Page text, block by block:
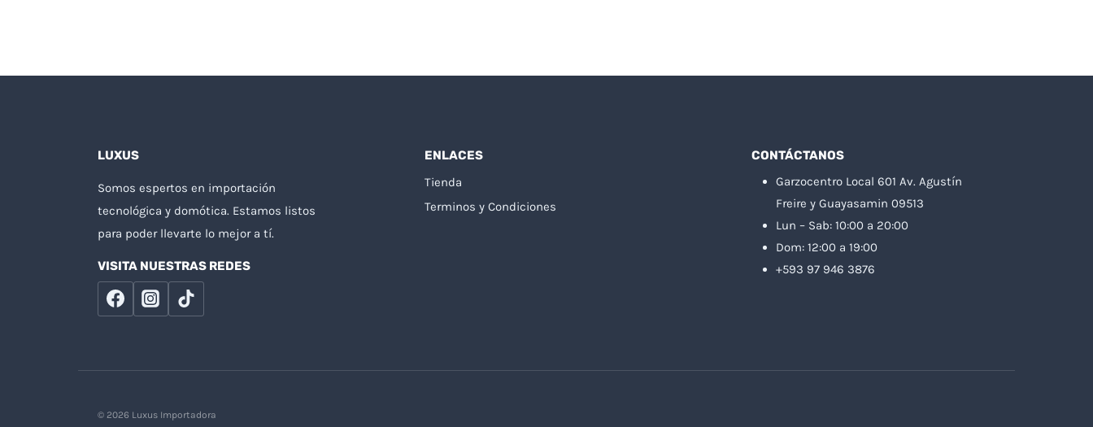
LUXUS
Somos espertos en importación
tecnológica y domótica. Estamos listos
para poder llevarte lo mejor a tí.
VISITA NUESTRAS REDES
ENLACES
Tienda
Terminos y Condiciones
CONTÁCTANOS
Garzocentro Local 601 Av. Agustín
Freire y Guayasamin 09513
Lun – Sab: 10:00 a 20:00
Dom: 12:00 a 19:00
+593 97 946 3876
© 2026 Luxus Importadora